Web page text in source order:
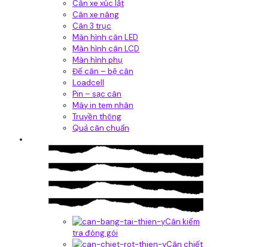
Cân xe xúc lật
Cân xe nâng
Cân 3 trục
Màn hình cân LED
Màn hình cân LCD
Màn hình phụ
Đế cân – bệ cân
Loadcell
Pin – sạc cân
Máy in tem nhãn
Truyền thông
Quả cân chuẩn
Cân kiểm
tra đóng gói
Cân chiết